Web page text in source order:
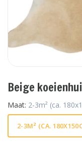
Beige
Maat: 2-3m² (ca.
2-3M² (CA.